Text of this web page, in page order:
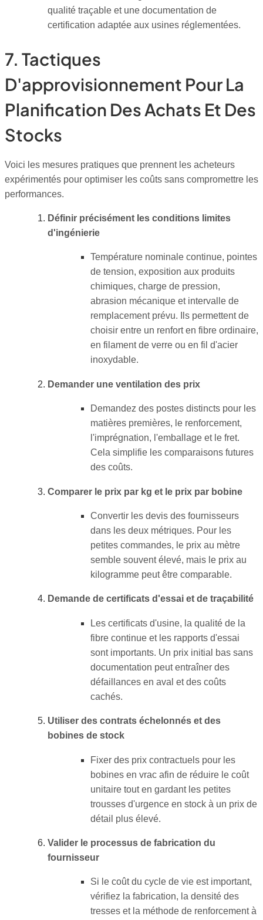
qualité traçable et une documentation de
certification adaptée aux usines réglementées.
7. Tactiques
D'approvisionnement Pour La
Planification Des Achats Et Des
Stocks
Voici les mesures pratiques que prennent les acheteurs
expérimentés pour optimiser les coûts sans compromettre les
performances.
Définir précisément les conditions limites
d'ingénierie
Température nominale continue, pointes
de tension, exposition aux produits
chimiques, charge de pression,
abrasion mécanique et intervalle de
remplacement prévu. Ils permettent de
choisir entre un renfort en fibre ordinaire,
en filament de verre ou en fil d'acier
inoxydable.
Demander une ventilation des prix
Demandez des postes distincts pour les
matières premières, le renforcement,
l'imprégnation, l'emballage et le fret.
Cela simplifie les comparaisons futures
des coûts.
Comparer le prix par kg et le prix par bobine
Convertir les devis des fournisseurs
dans les deux métriques. Pour les
petites commandes, le prix au mètre
semble souvent élevé, mais le prix au
kilogramme peut être comparable.
Demande de certificats d'essai et de traçabilité
Les certificats d'usine, la qualité de la
fibre continue et les rapports d'essai
sont importants. Un prix initial bas sans
documentation peut entraîner des
défaillances en aval et des coûts
cachés.
Utiliser des contrats échelonnés et des
bobines de stock
Fixer des prix contractuels pour les
bobines en vrac afin de réduire le coût
unitaire tout en gardant les petites
trousses d'urgence en stock à un prix de
détail plus élevé.
Valider le processus de fabrication du
fournisseur
Si le coût du cycle de vie est important,
vérifiez la fabrication, la densité des
tresses et la méthode de renforcement à